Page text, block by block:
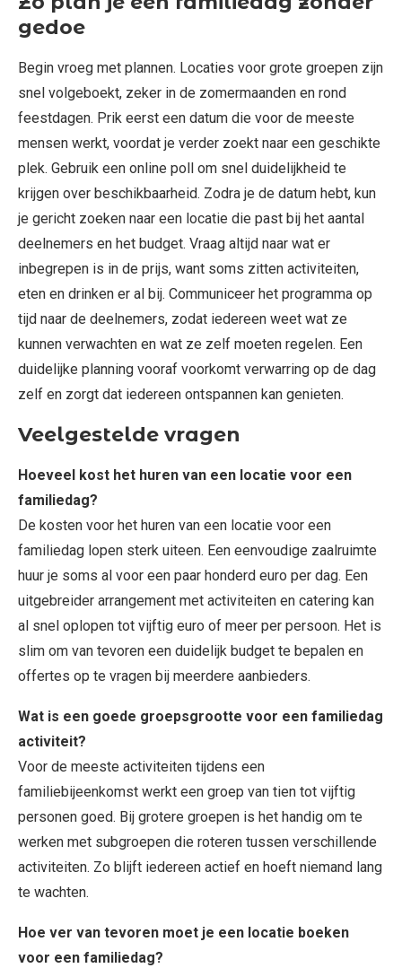
gedoe
Begin vroeg met plannen. Locaties voor grote groepen zijn
snel volgeboekt, zeker in de zomermaanden en rond
feestdagen. Prik eerst een datum die voor de meeste
mensen werkt, voordat je verder zoekt naar een geschikte
plek. Gebruik een online poll om snel duidelijkheid te
krijgen over beschikbaarheid. Zodra je de datum hebt, kun
je gericht zoeken naar een locatie die past bij het aantal
deelnemers en het budget. Vraag altijd naar wat er
inbegrepen is in de prijs, want soms zitten activiteiten,
eten en drinken er al bij. Communiceer het programma op
tijd naar de deelnemers, zodat iedereen weet wat ze
kunnen verwachten en wat ze zelf moeten regelen. Een
duidelijke planning vooraf voorkomt verwarring op de dag
zelf en zorgt dat iedereen ontspannen kan genieten.
Veelgestelde vragen
Hoeveel kost het huren van een locatie voor een
familiedag?
De kosten voor het huren van een locatie voor een
familiedag lopen sterk uiteen. Een eenvoudige zaalruimte
huur je soms al voor een paar honderd euro per dag. Een
uitgebreider arrangement met activiteiten en catering kan
al snel oplopen tot vijftig euro of meer per persoon. Het is
slim om van tevoren een duidelijk budget te bepalen en
offertes op te vragen bij meerdere aanbieders.
Wat is een goede groepsgrootte voor een familiedag
activiteit?
Voor de meeste activiteiten tijdens een
familiebijeenkomst werkt een groep van tien tot vijftig
personen goed. Bij grotere groepen is het handig om te
werken met subgroepen die roteren tussen verschillende
activiteiten. Zo blijft iedereen actief en hoeft niemand lang
te wachten.
Hoe ver van tevoren moet je een locatie boeken
voor een familiedag?